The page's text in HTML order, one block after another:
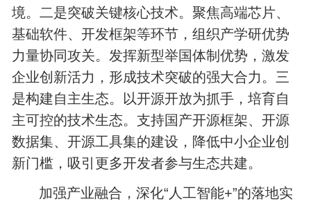
境。二是突破关键核心技术。聚焦高端芯片、
基础软件、开发框架等环节，组织产学研优势
力量协同攻关。发挥新型举国体制优势，激发
企业创新活力，形成技术突破的强大合力。三
是构建自主生态。以开源开放为抓手，培育自
主可控的技术生态。支持国产开源框架、开源
数据集、开源工具集的建设，降低中小企业创
新门槛，吸引更多开发者参与生态共建。
加强产业融合，深化“人工智能+”的落地实